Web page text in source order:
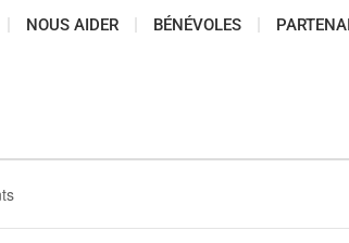
NOUS AIDER BÉNÉVOLES